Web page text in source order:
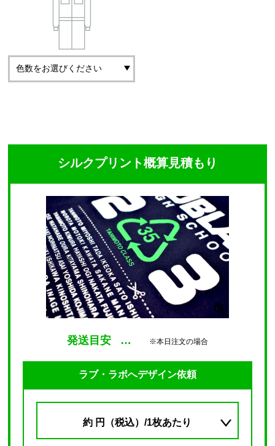
シルクプリント概算見積もり
発送目安 … ※本日注文の場合
ラブ・ラボへデザイン依頼
約 円（税込）/1枚あたり